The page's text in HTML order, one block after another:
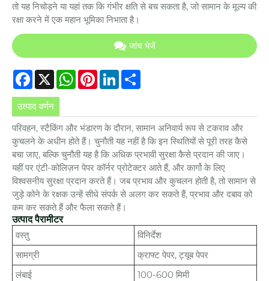
तो यह निचोड़ने या यहां तक ​​कि गंभीर क्षति से बच सकता है, जो सामान के मूल्य की
रक्षा करने में एक महान भूमिका निभाता है।
जांच भेजें
Facebook
X WhatsApp
PinterestLinkedIn
उत्पाद वर्णन
परिवहन, स्टैकिंग और भंडारण के दौरान, सामान अनिवार्य रूप से टकराव और
कुचलने के अधीन होते हैं। चुनौती यह नहीं है कि इन स्थितियों से पूरी तरह कैसे
बचा जाए, बल्कि चुनौती यह है कि अधिक प्रभावी सुरक्षा कैसे प्रदान की जाए।
यहीं पर एंटी-कोलिज़न पेपर कॉर्नर प्रोटेक्टर आते हैं, और कार्गो के लिए
विश्वसनीय सुरक्षा प्रदान करते हैं। जब प्रभाव और कुचलन होती है, तो सामान से
जुड़े कोने के रक्षक उन्हें सीधे संपर्क से अलग कर सकते हैं, प्रभाव और दबाव को
कम कर सकते हैं और फैला सकते हैं।
उत्पाद पैरामीटर
वस्तु
विनिर्देश
सामग्री
क्राफ्ट पेपर, ट्यूब पेपर
लंबाई
100-600 मिमी